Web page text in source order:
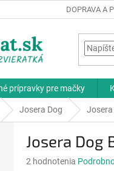
DOPRAVA A
prípravky pre mačky
Josera Dog Josera
Josera Dog
Priemerné
2 hodnotenia